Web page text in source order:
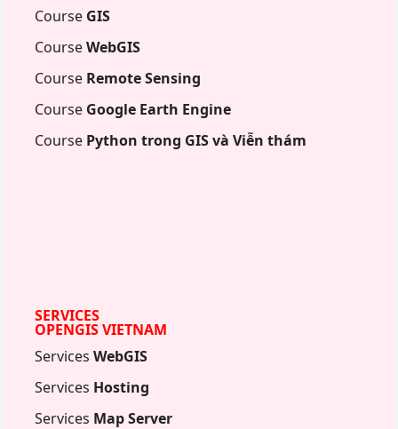
Course GIS
CourseWebGIS
Course Remote Sensing
Course Google Earth Engine
Course Python trong GIS và Viễn thám
SERVICES
OPENGIS VIETNAM
ServicesWebGIS
Services Hosting
Services Map Server